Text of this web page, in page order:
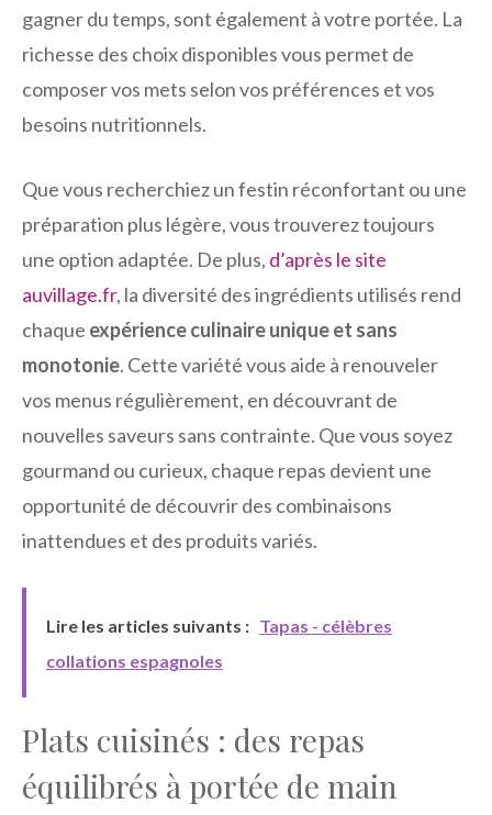
gagner du temps, sont également à votre portée. La
richesse des choix disponibles vous permet de
composer vos mets selon vos préférences et vos
besoins nutritionnels.
Que vous recherchiez un festin réconfortant ou une
préparation plus légère, vous trouverez toujours
une option adaptée. De plus, d’après le site
auvillage.fr, la diversité des ingrédients utilisés rend
chaque expérience culinaire unique et sans
monotonie. Cette variété vous aide à renouveler
vos menus régulièrement, en découvrant de
nouvelles saveurs sans contrainte. Que vous soyez
gourmand ou curieux, chaque repas devient une
opportunité de découvrir des combinaisons
inattendues et des produits variés.
Lire les articles suivants : Tapas - célèbres
collations espagnoles
Plats cuisinés : des repas
équilibrés à portée de main